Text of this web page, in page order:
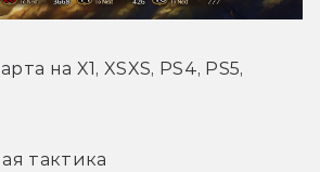
на X1, XSXS, PS4, PS5,
тактика